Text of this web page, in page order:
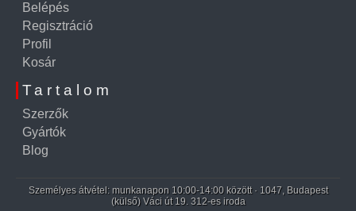
Belépés
Regisztráció
Profil
Kosár
Tartalom
Szerzők
Gyártók
Blog
Személyes átvétel: munkanapon 10:00-14:00 között · 1047, Budapest
(külső) Váci út 19. 312-es iroda